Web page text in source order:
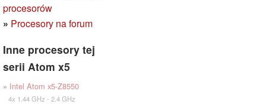
procesorów
» Procesory na forum
Inne procesory tej
serii Atom x5
» Intel Atom x5-Z8550
4x 1.44 GHz - 2.4 GHz